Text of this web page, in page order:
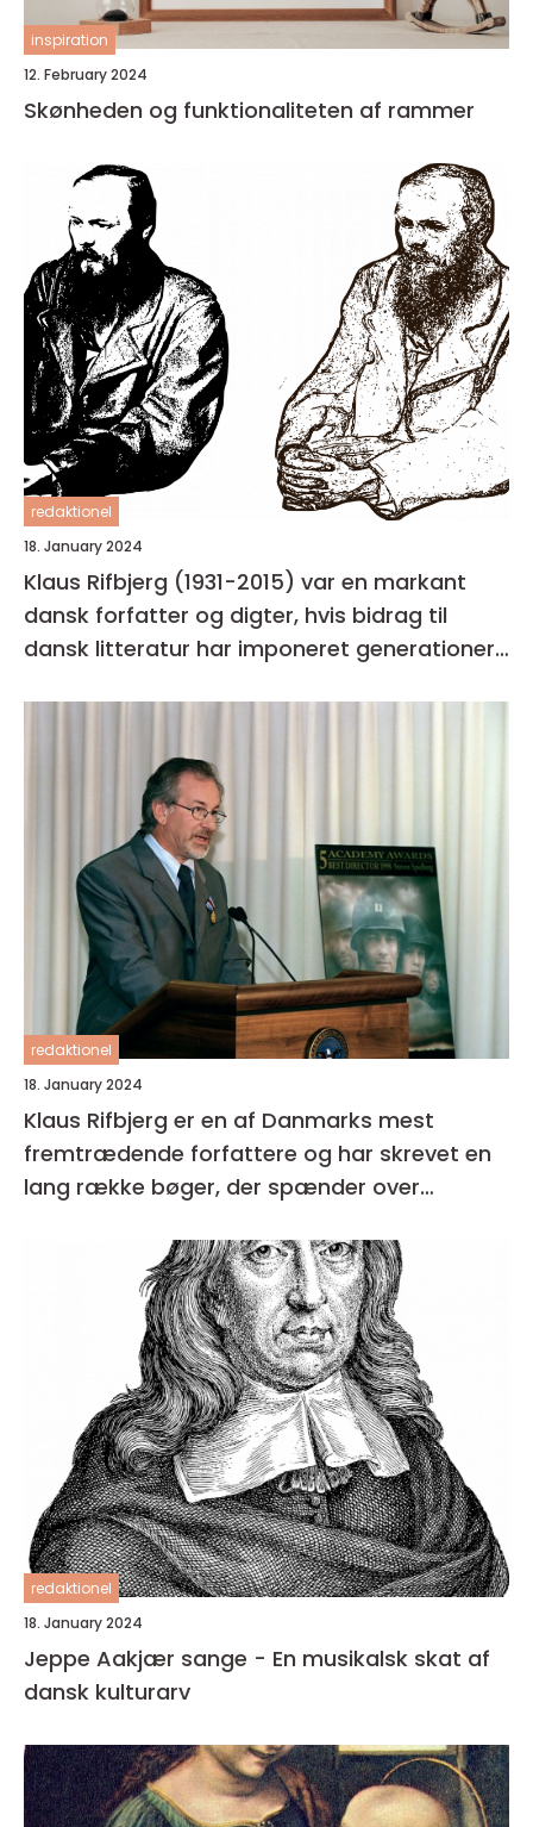
inspiration
12. February 2024
Skønheden og funktionaliteten af rammer
redaktionel
18. January 2024
Klaus Rifbjerg (1931-2015) var en markant
dansk forfatter og digter, hvis bidrag til
dansk litteratur har imponeret generationer
redaktionel
18. January 2024
Klaus Rifbjerg er en af Danmarks mest
fremtrædende forfattere og har skrevet en
lang række bøger, der spænder over
redaktionel
18. January 2024
Jeppe Aakjær sange - En musikalsk skat af
dansk kulturarv